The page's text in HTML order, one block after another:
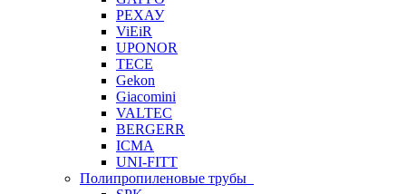
РЕХАУ
ViEiR
UPONOR
TECE
Gekon
Giacomini
VALTEC
BERGERR
ICMA
UNI-FITT
Полипропиленовые трубы